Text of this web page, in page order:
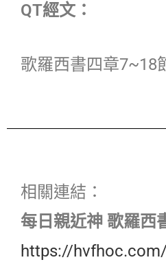
QT經文：
歌羅西書四章7~18
相關連結：
每日親近神 歌羅西
https://